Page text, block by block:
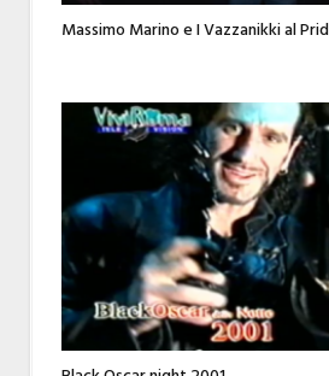
Massimo Marino e I Vazzanikki al